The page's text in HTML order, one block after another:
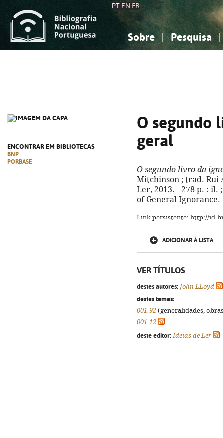
PT EN FR
Sobre Pesquisa
ENCONTRAR EM BIBLIOTECAS
BNP
PORBASE
O segundo
geral
O segundo livro da
Mitchinson ; trad. Rui
Ler, 2013. - 278 p. : il.
of General Ignorance.
Link persistente: http://
ADICIONAR À LISTA
VER TÍTULOS
destes autores: John LLoyd
destes temas:
001.92 (generalidades,
001.12
deste editor: Ideias de Ler